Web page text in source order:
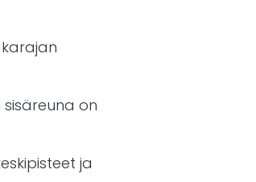
on
ja